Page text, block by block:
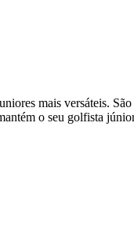
mais versáteis.
o seu golfista